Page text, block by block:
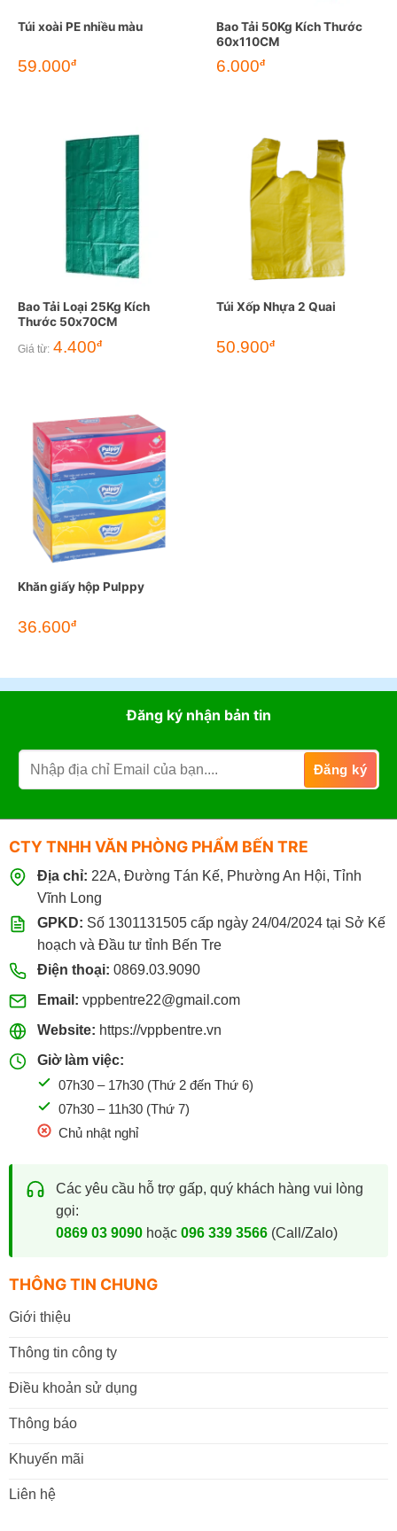
Túi xoài PE nhiều màu
59.000đ
Bao Tải 50Kg Kích Thước
60x110CM
6.000đ
Bao Tải Loại 25Kg Kích
Thước 50x70CM
Giá từ: 4.400đ
Túi Xốp Nhựa 2 Quai
50.900đ
Khăn giấy hộp Pulppy
36.600đ
Đăng ký nhận bản tin
CTY TNHH VĂN PHÒNG PHẨM BẾN TRE
Địa chỉ: 22A, Đường Tán Kế, Phường An Hội, Tỉnh
Vĩnh Long
GPKD: Số 1301131505 cấp ngày 24/04/2024 tại Sở Kế
hoạch và Đầu tư tỉnh Bến Tre
Điện thoại: 0869.03.9090
Email: vppbentre22@gmail.com
Website: https://vppbentre.vn
Giờ làm việc:
07h30 – 17h30 (Thứ 2 đến Thứ 6)
07h30 – 11h30 (Thứ 7)
Chủ nhật nghỉ
Các yêu cầu hỗ trợ gấp, quý khách hàng vui lòng
gọi:
0869 03 9090hoặc 096 339 3566(Call/Zalo)
THÔNG TIN CHUNG
Giới thiệu
Thông tin công ty
Điều khoản sử dụng
Thông báo
Khuyến mãi
Liên hệ